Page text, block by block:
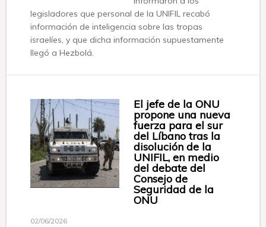
legisladores que personal de la UNIFIL recabó
información de inteligencia sobre las tropas
israelíes, y que dicha información supuestamente
llegó a Hezbolá.
El jefe de la ONU
propone una nueva
fuerza para el sur
del Líbano tras la
disolución de la
UNIFIL, en medio
del debate del
Consejo de
Seguridad de la
ONU
02/06/2026